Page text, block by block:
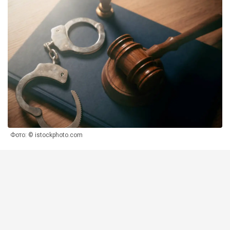
Фото: © istockphoto.com